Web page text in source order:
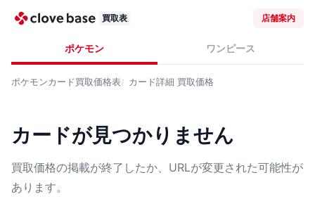
買取表 店舗案内
ポケモン ワンピース
ポケモンカード買取価格表 カード詳細 買取価格
カードが見つかりません
買取価格の掲載が終了したか、URLが変更された可能性が
あります。